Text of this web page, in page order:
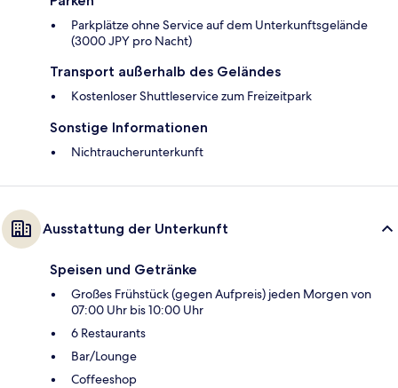
Parkplätze ohne Service auf dem Unterkunftsgelände
(3000 JPY pro Nacht)
Transport außerhalb des Geländes
Kostenloser Shuttleservice zum Freizeitpark
Sonstige Informationen
Nichtraucherunterkunft
Ausstattung der Unterkunft
Speisen und Getränke
Großes Frühstück (gegen Aufpreis) jeden Morgen von
07:00 Uhr bis 10:00 Uhr
6 Restaurants
Bar/Lounge
Coffeeshop